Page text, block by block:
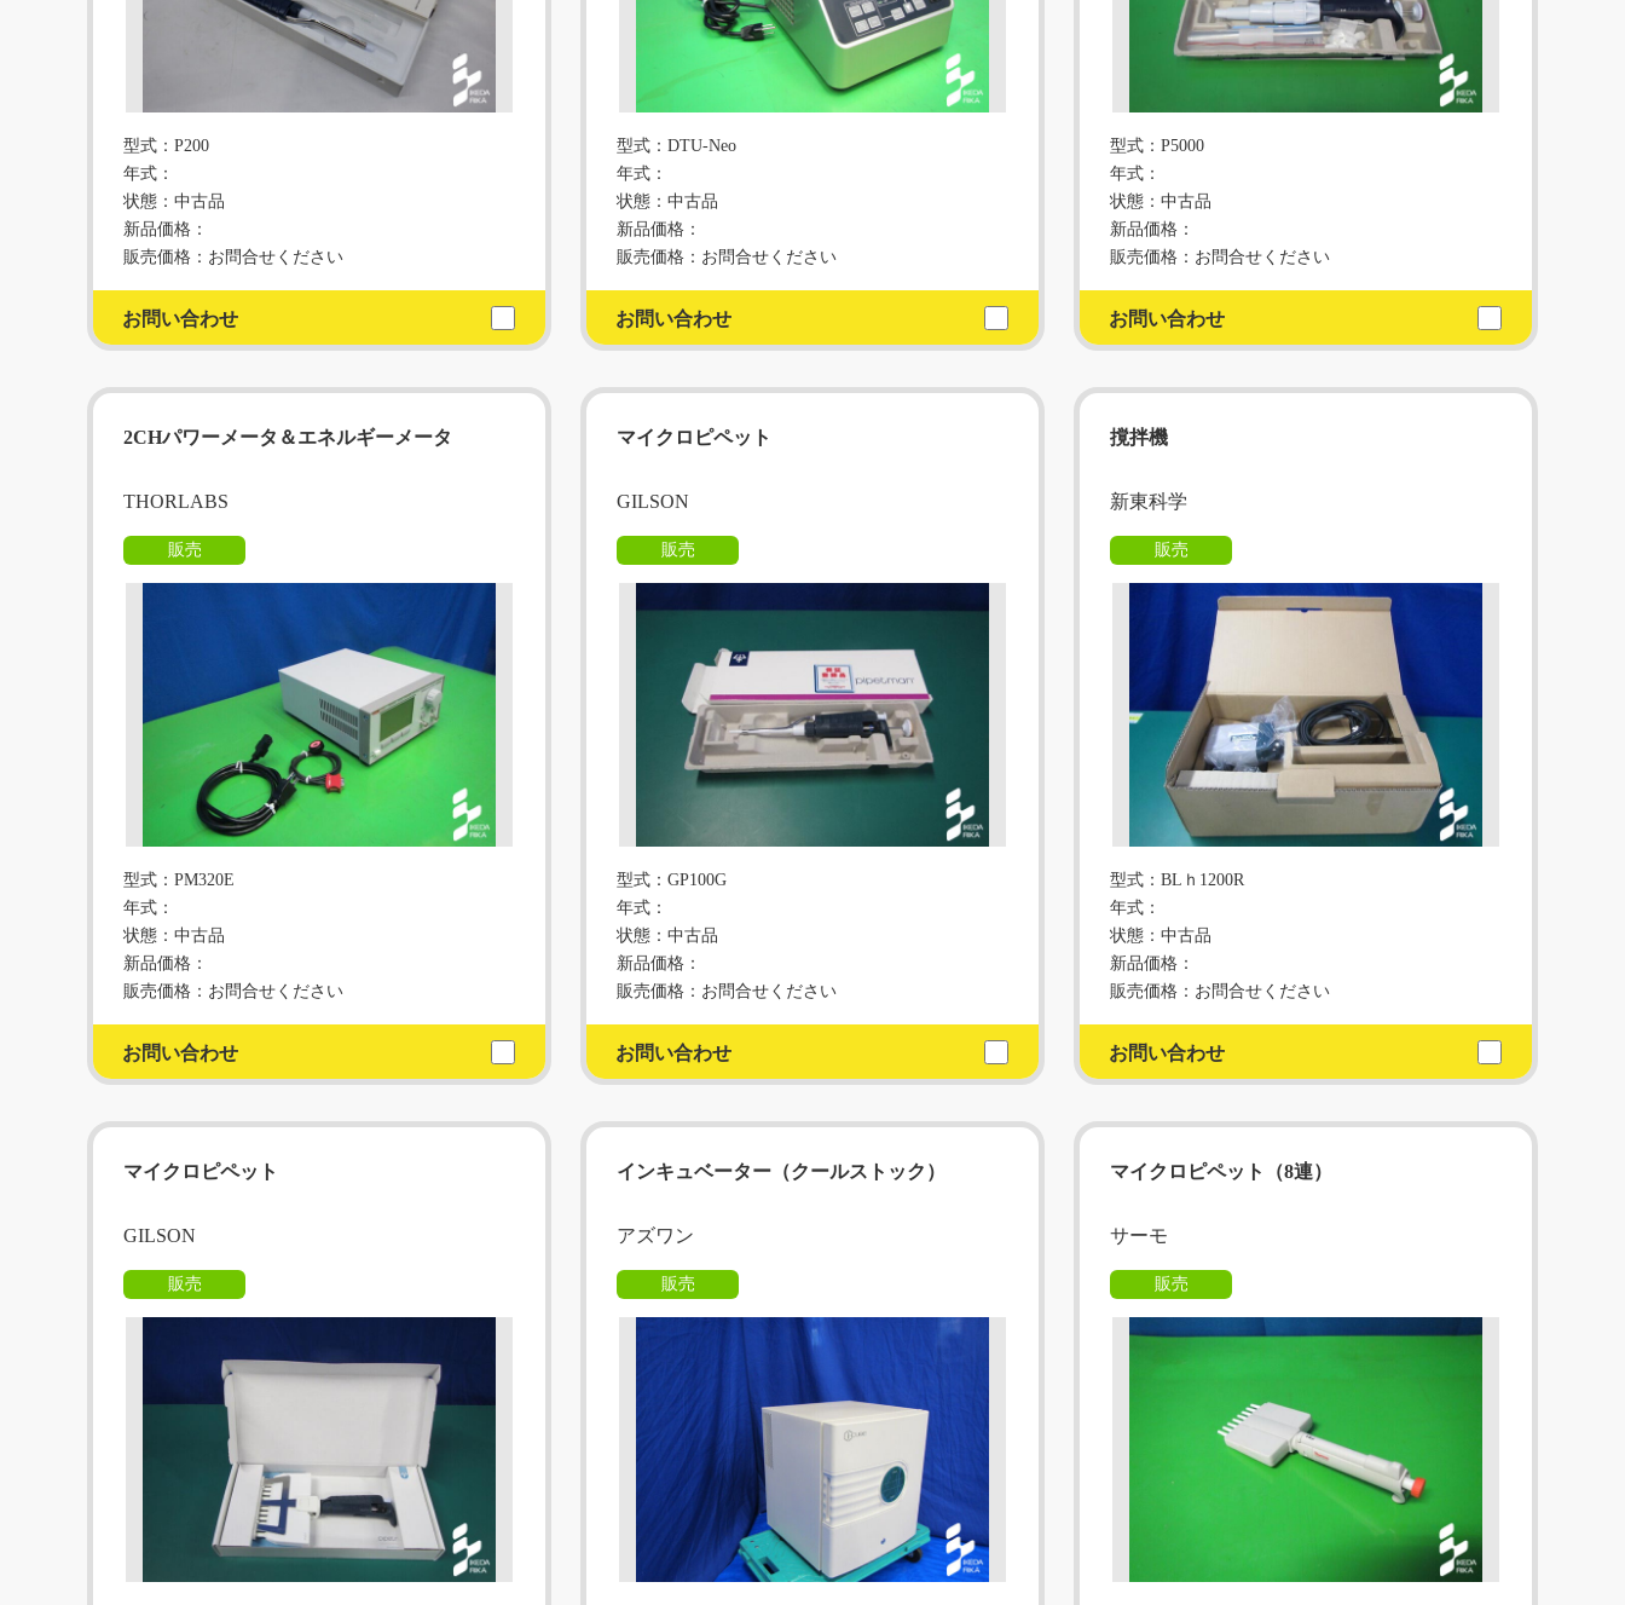
型式：P200
年式：
状態：中古品
新品価格：
販売価格：お問合せください
お問い合わせ
型式：DTU-Neo
年式：
状態：中古品
新品価格：
販売価格：お問合せください
お問い合わせ
型式：P5000
年式：
状態：中古品
新品価格：
販売価格：お問合せください
お問い合わせ
2CHパワーメータ＆エネルギーメータ
THORLABS
販売
型式：PM320E
年式：
状態：中古品
新品価格：
販売価格：お問合せください
お問い合わせ
マイクロピペット
GILSON
販売
型式：GP100G
年式：
状態：中古品
新品価格：
販売価格：お問合せください
お問い合わせ
撹拌機
新東科学
販売
型式：BLｈ1200R
年式：
状態：中古品
新品価格：
販売価格：お問合せください
お問い合わせ
マイクロピペット
GILSON
販売
インキュベーター（クールストック）
アズワン
販売
マイクロピペット（8連）
サーモ
販売